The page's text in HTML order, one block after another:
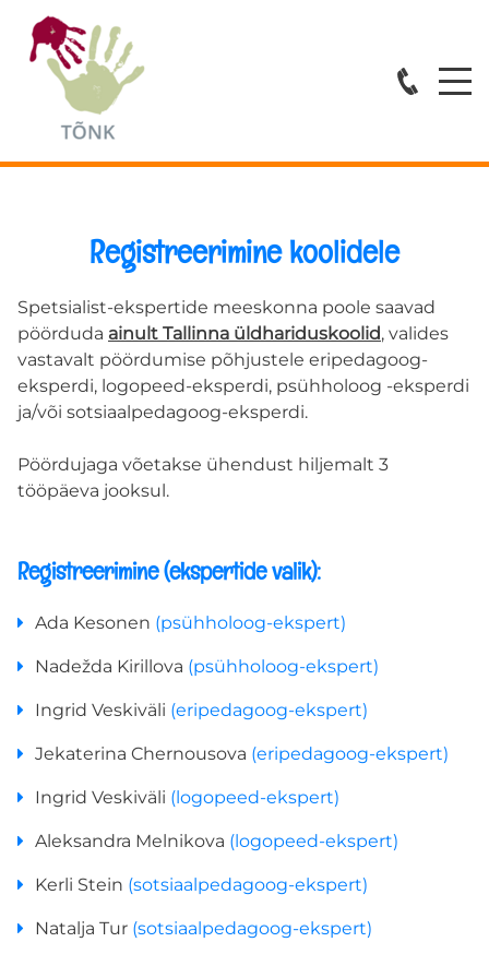
ÕPPENÕUSTAMINE
KOVISIOONID
KOOLITUSED
Spetsialistid
REGISTREERIMINE KOOLIDELE
Registreeru
INDIVIDUAALNÕUSTAMINE
ПО-РУССКИ
Registreerimine koolidele
Spetsialist-ekspertide meeskonna poole saavad
pöörduda ainult Tallinna üldhariduskoolid, valides
vastavalt pöördumise põhjustele eripedagoog-
eksperdi, logopeed-eksperdi, psühholoog -eksperdi
ja/või sotsiaalpedagoog-eksperdi.
Pöördujaga võetakse ühendust hiljemalt 3
tööpäeva jooksul.
Registreerimine (ekspertide valik):
Ada Kesonen (psühholoog-ekspert)
Nadežda Kirillova (psühholoog-ekspert)
Ingrid Veskiväli (eripedagoog-ekspert)
Jekaterina Chernousova (eripedagoog-ekspert)
Ingrid Veskiväli (logopeed-ekspert)
Aleksandra Melnikova (logopeed-ekspert)
Kerli Stein (sotsiaalpedagoog-ekspert)
Natalja Tur (sotsiaalpedagoog-ekspert)